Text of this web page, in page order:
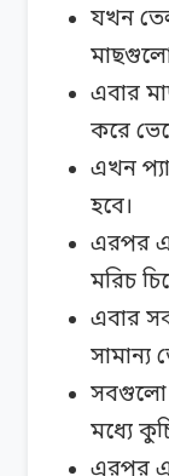
যখন
মাছগুলো
এবার
করে
এখন
হবে।
এরপর
মরিচ
এবার
সামান্য
সবগুলো
মধ্যে